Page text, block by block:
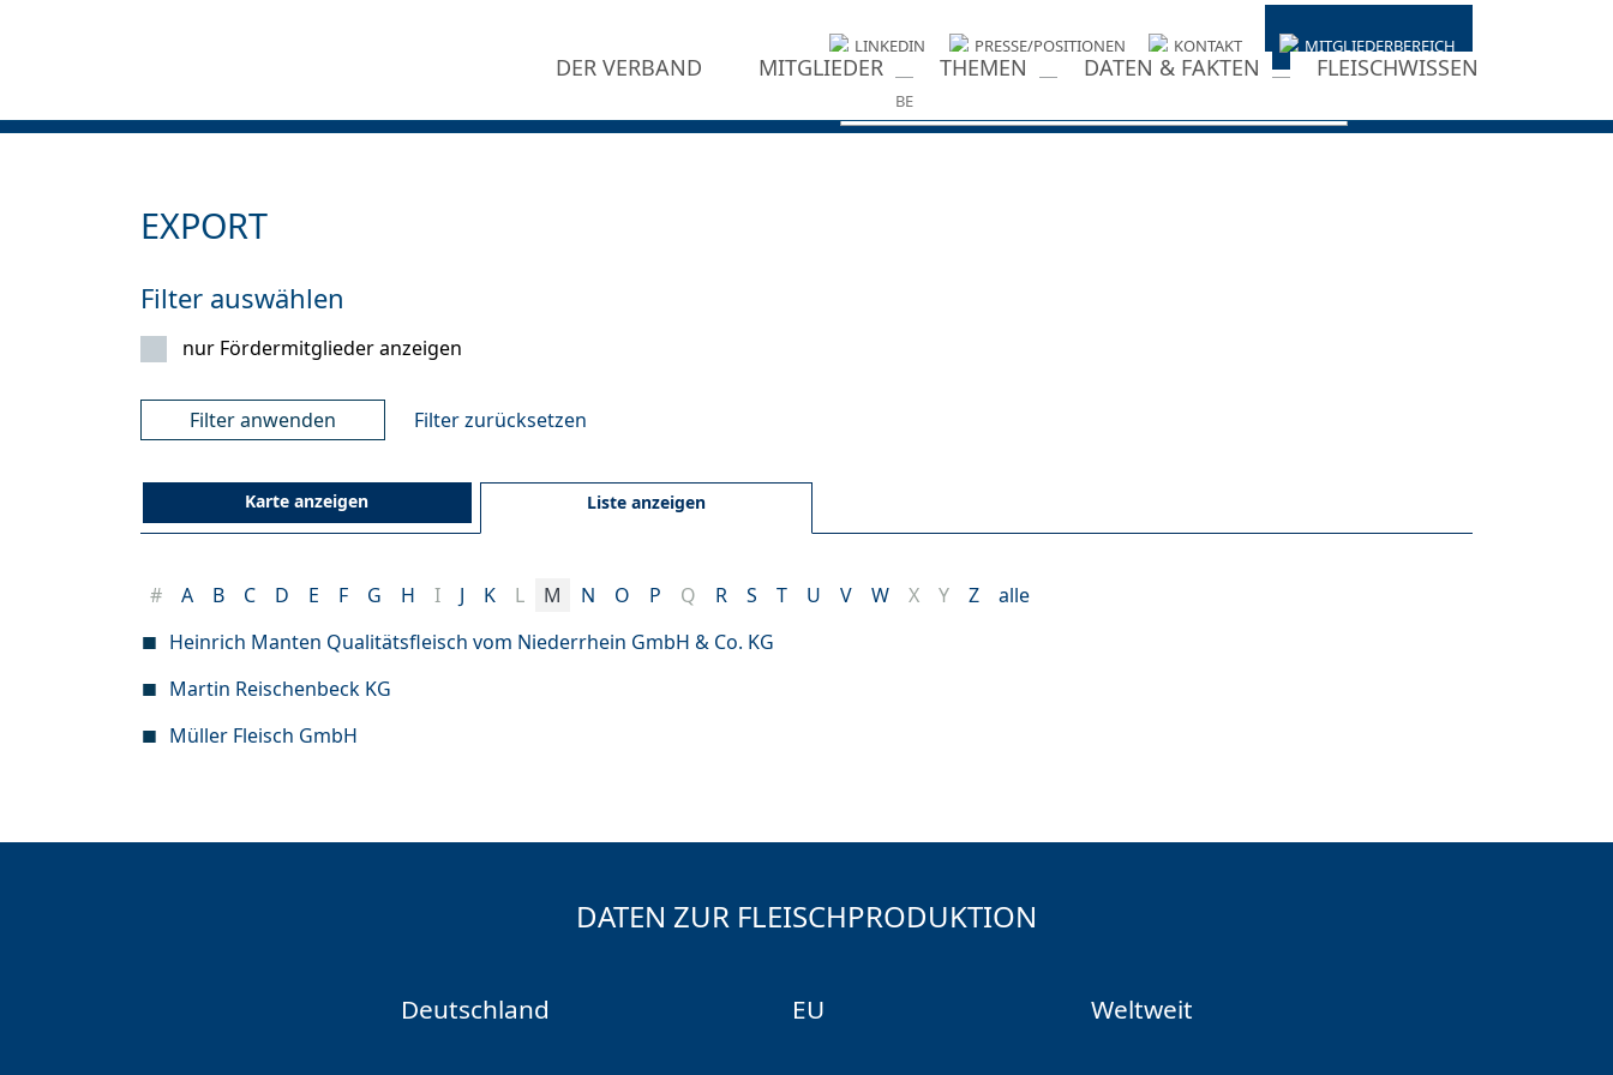
LINKEDIN PRESSE/POSITIONEN KONTAKT MITGLIEDERBEREICH
DER VERBAND MITGLIEDER THEMEN DATEN & FAKTEN FLEISCHWISSEN
EXPORT
Filter auswählen
nur Fördermitglieder anzeigen
Filter zurücksetzen
Karte anzeigen Liste anzeigen
# A B C D E F G H I J K L M N O P Q R S T U V W X Y Z
alle
Heinrich Manten Qualitätsfleisch vom Niederrhein GmbH & Co. KG
Martin Reischenbeck KG
Müller Fleisch GmbH
DATEN ZUR FLEISCHPRODUKTION
Deutschland EU Weltweit